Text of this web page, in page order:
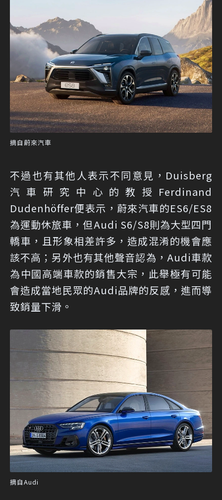
摘自蔚來汽車
不過也有其他人表示不同意見，Duisberg
汽車研究中心的教授Ferdinand
Dudenhöffer便表示，蔚來汽車的ES6/ES8
為運動休旅車，但Audi S6/S8則為大型四門
轎車，且形象相差許多，造成混淆的機會應
該不高；另外也有其他聲音認為，Audi車款
為中國高端車款的銷售大宗，此舉極有可能
會造成當地民眾的Audi品牌的反感，進而導
致銷量下滑。
摘自Audi